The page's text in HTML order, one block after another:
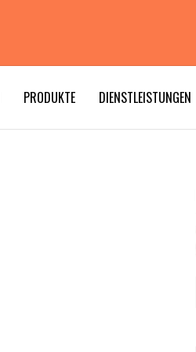
PRODUKTE DIENSTLEISTUNGEN